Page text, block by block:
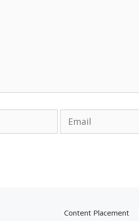
Email
Content Placement